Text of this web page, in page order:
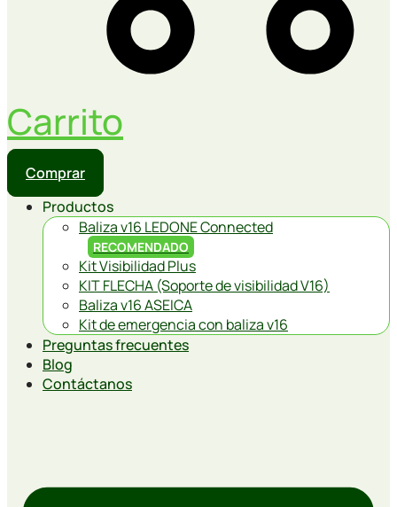
Carrito
Comprar
Productos
Baliza v16 LEDONE Connected
RECOMENDADO
Kit Visibilidad Plus
KIT FLECHA (Soporte de visibilidad V16)
Baliza v16 ASEICA
Kit de emergencia con baliza v16
Preguntas frecuentes
Blog
Contáctanos